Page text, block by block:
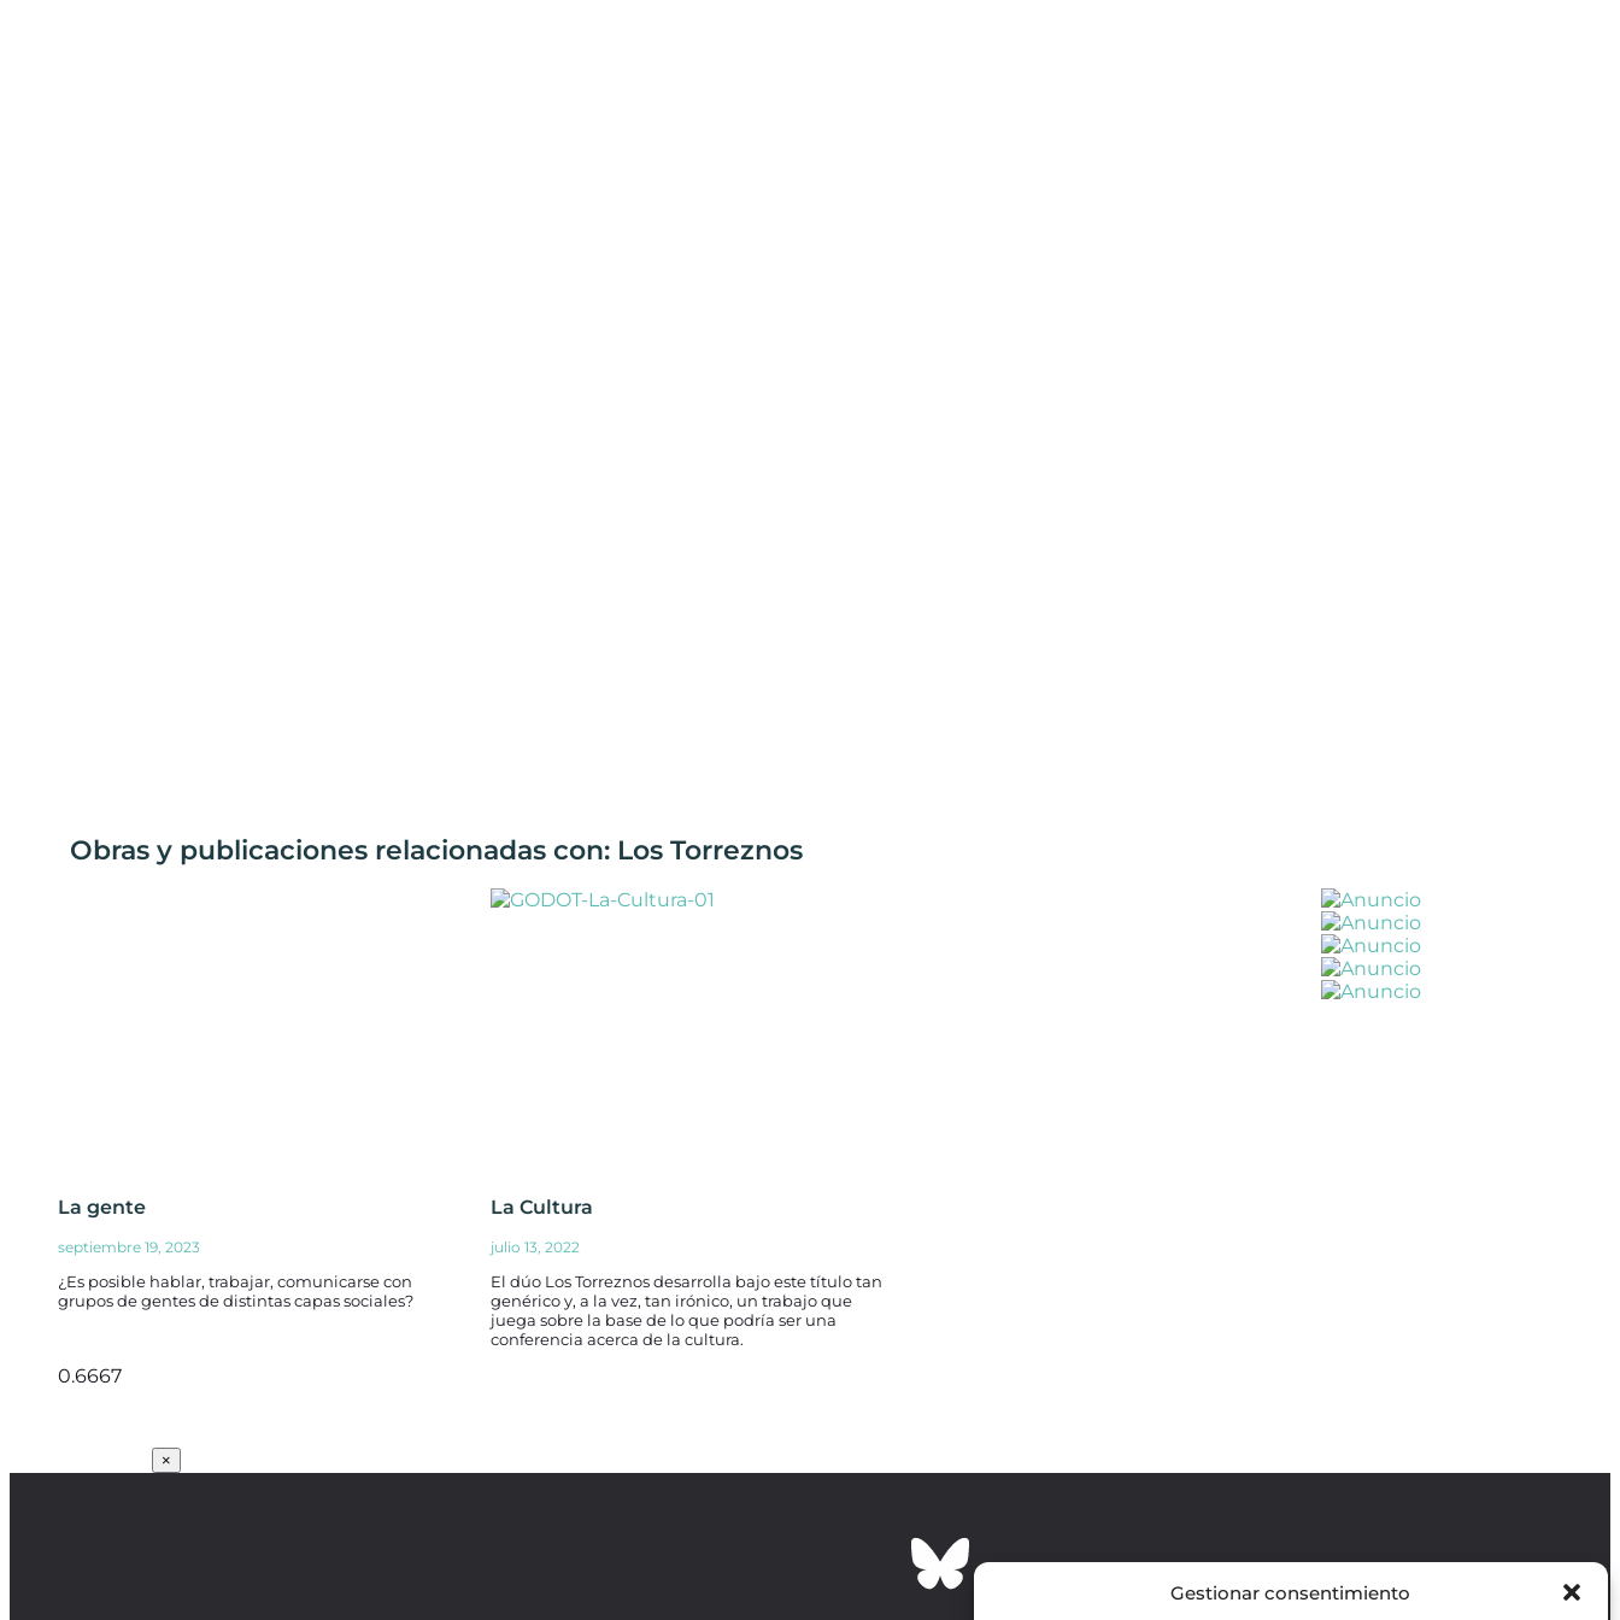
Gestionar consentimiento
Obras y publicaciones relacionadas con: Los Torreznos
La gente
septiembre 19, 2023
¿Es posible hablar, trabajar, comunicarse con
grupos de gentes de distintas capas sociales?
La Cultura
julio 13, 2022
El dúo Los Torreznos desarrolla bajo este título tan
genérico y, a la vez, tan irónico, un trabajo que
juega sobre la base de lo que podría ser una
conferencia acerca de la cultura.
×
Revista GODOT
es una revista